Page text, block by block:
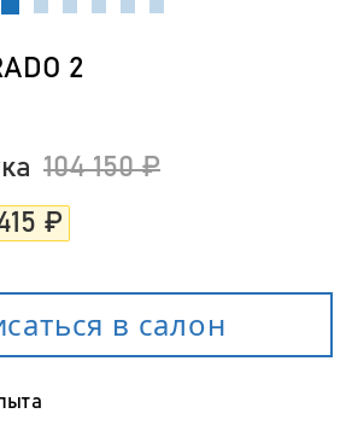
2
104 150₽
₽
в салон